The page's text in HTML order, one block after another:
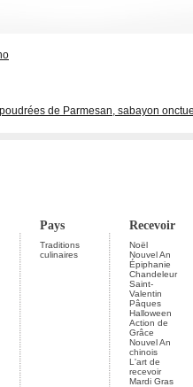
de Parmesan, sabayon
Pays Recevoir
Traditions
culinaires
Noël
Nouvel An
Épiphanie
Chandeleur
Saint-
Valentin
Pâques
Halloween
Action de
Grâce
Nouvel An
chinois
L'art de
recevoir
Mardi Gras